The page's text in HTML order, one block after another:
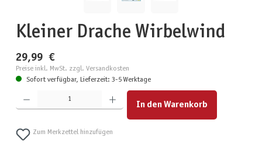
Kleiner Drache Wirbelwind
29,99 €
Preise inkl. MwSt. zzgl. Versandkosten
Sofort verfügbar, Lieferzeit: 3-5 Werktage
Produkt Anzahl: Gib den gewünschten Wert ein oder benutze die Schaltflächen um die Anzahl zu
In den Warenkorb
Zum Merkzettel hinzufügen